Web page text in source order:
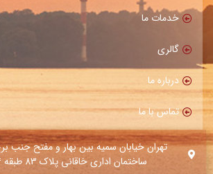
خدمات ما
گالری
درباره ما
تماس با ما
تهران خیابان سمیه بین بهار و مفتح جنب
ساختمان اداری خاقانی پلاک 83 طبقه 4 واحد33